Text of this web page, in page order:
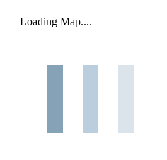
Loading Map....